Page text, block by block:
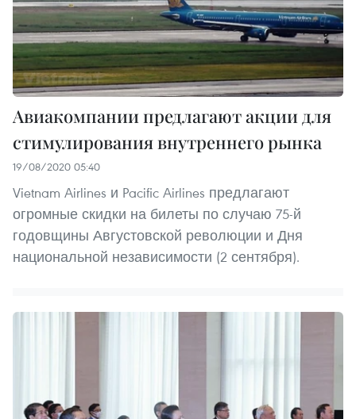
Авиакомпании предлагают акции для
стимулирования внутреннего рынка
19/08/2020 05:40
Vietnam Airlines и Pacific Airlines предлагают
огромные скидки на билеты по случаю 75-й
годовщины Августовской революции и Дня
национальной независимости (2 сентября).